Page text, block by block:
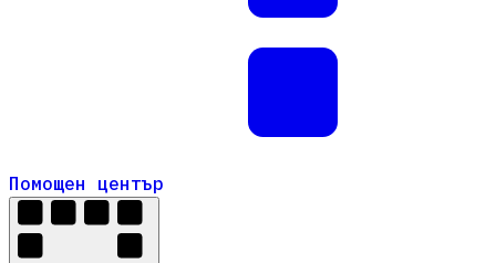
Помощен център
Помощен център